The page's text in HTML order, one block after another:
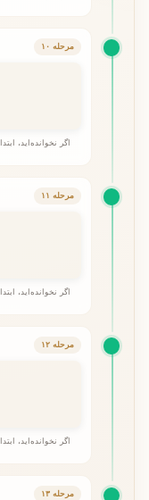
مرحله ۱۰
اگر نخوانده‌اید،
مرحله ۱۱
اگر نخوانده‌اید،
مرحله ۱۲
اگر نخوانده‌اید،
مرحله ۱۳